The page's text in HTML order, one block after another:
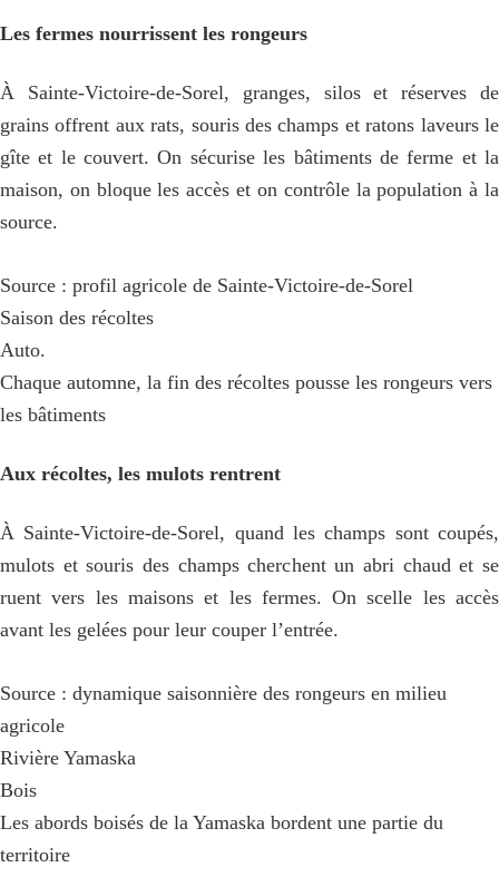
Les fermes nourrissent les rongeurs
À Sainte-Victoire-de-Sorel, granges, silos et réserves de
grains offrent aux rats, souris des champs et ratons laveurs le
gîte et le couvert. On sécurise les bâtiments de ferme et la
maison, on bloque les accès et on contrôle la population à la
source.
Source : profil agricole de Sainte-Victoire-de-Sorel
Saison des récoltes
Auto.
Chaque automne, la fin des récoltes pousse les rongeurs vers
les bâtiments
Aux récoltes, les mulots rentrent
À Sainte-Victoire-de-Sorel, quand les champs sont coupés,
mulots et souris des champs cherchent un abri chaud et se
ruent vers les maisons et les fermes. On scelle les accès
avant les gelées pour leur couper l’entrée.
Source : dynamique saisonnière des rongeurs en milieu
agricole
Rivière Yamaska
Bois
Les abords boisés de la Yamaska bordent une partie du
territoire